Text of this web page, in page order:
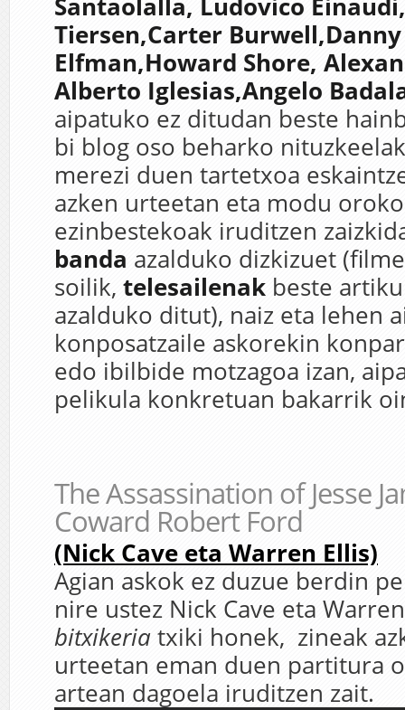
Santaolalla, Ludovico
Tiersen,Carter Burwell,Danny
Elfman,Howard Shore,
Alberto Iglesias,Angelo
aipatuko ez ditudan beste
bi blog oso beharko
merezi duen tartetxoa
azken urteetan eta modu
ezinbestekoak iruditzen
banda azalduko dizkizuet
soilik, telesailenak beste
azalduko ditut), naiz eta lehen
konposatzaile askorekin
edo ibilbide motzagoa izan,
pelikula konkretuan bakarrik
The Assassination of Jesse
Coward Robert Ford
(Nick Cave eta Warren Ellis)
Agian askok ez duzue berdin
nire ustez Nick Cave eta
bitxikeria txiki honek, zineak
urteetan eman duen partitura
artean dagoela iruditzen zait.